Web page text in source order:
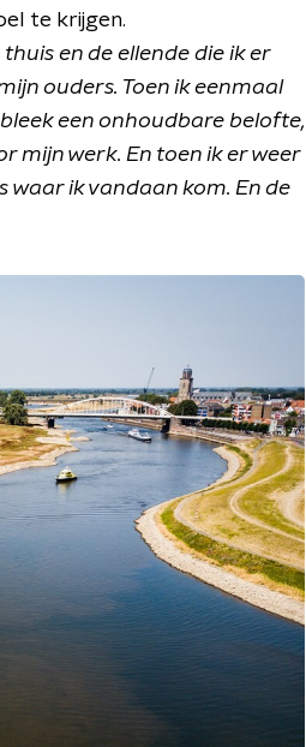
te krijgen.
en de ellende die ik er
ouders. Toen ik eenmaal
een onhoudbare belofte,
mijn werk. En toen ik er weer
waar ik vandaan kom. En de